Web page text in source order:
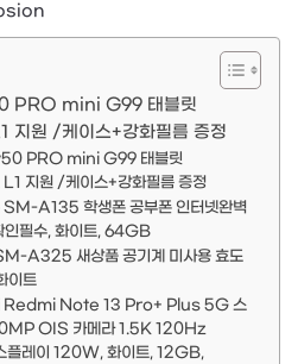
mini G99 태블릿
지원 /케이스+강화필름 증정
PRO mini G99 태블릿
지원 /케이스+강화필름 증정
SM-A135 학생폰 공부폰 인터넷완벽
인필수, 화이트, 64GB
A325 새상품 공기계 미사용 효도
이트
Redmi Note 13 Pro+ Plus 5G 스
OIS 카메라 1.5K 120Hz
레이 120W, 화이트, 12GB,